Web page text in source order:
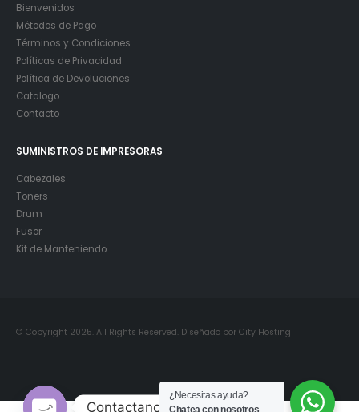
Bienvenidos
Métodos de Pago
Términos y Condiciones
Políticas de Privacidad
Política de Devoluciones
Catalogo
Contacto
SUMINISTROS DE IMPRESORAS
Cabezales
Toners
Drum
Fusor
Kit de Manteniendo
© Copyright 2025. All Rights Reserved. Diseñado por City Hosting
¿Necesitas ayuda?
Chatea con nosotros
Contactanos